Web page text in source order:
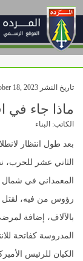
تاريخ النشر October 18, 2023
ماذا جاء في
الكاتب: البناء
بعد طول انتظار
الثاني عشر للحرب،
المعمداني في
رؤوس من فيه، لقتل
بالآلاف، إضافة
المدروسة كفاتحة
الكيان للرئيس